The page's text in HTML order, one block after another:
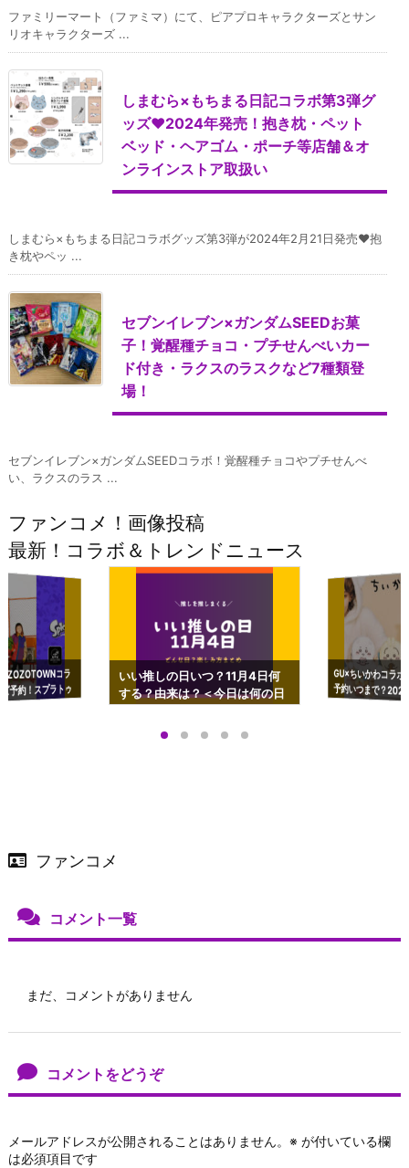
ファミリーマート（ファミマ）にて、ピアプロキャラクターズとサン
リオキャラクターズ ...
しまむら×もちまる日記コラボ第3弾グ
ッズ♥2024年発売！抱き枕・ペット
ベッド・ヘアゴム・ポーチ等店舗＆オ
ンラインストア取扱い
しまむら×もちまる日記コラボグッズ第3弾が2024年2月21日発売♥抱
き枕やペッ ...
セブンイレブン×ガンダムSEEDお菓
子！覚醒種チョコ・プチせんべいカー
ド付き・ラクスのラスクなど7種類登
場！
セブンイレブン×ガンダムSEEDコラボ！覚醒種チョコやプチせんべ
い、ラクスのラス ...
ファンコメ！画像投稿
最新！コラボ＆トレンドニュース
コラ
予約！スプラトゥ
ップも渋谷Hz
いい推しの日いつ？11月4日何
する？由来は？＜今日は何の日
GU×ちいかわコラ
予約いつまで？
ーチやショルダー
ファンコメ
コメント一覧
まだ、コメントがありません
コメントをどうぞ
メールアドレスが公開されることはありません。 ※ が付いている欄
は必須項目です